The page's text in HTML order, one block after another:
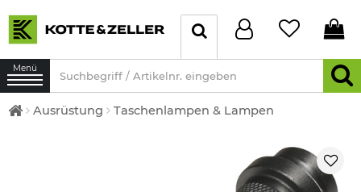
Menü
Ausrüstung Taschenlampen & Lampen